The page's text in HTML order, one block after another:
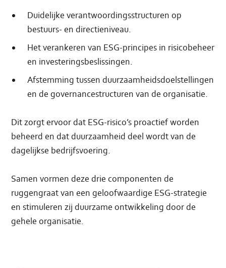
Duidelijke verantwoordingsstructuren op
bestuurs- en directieniveau.
Het verankeren van ESG-principes in risicobeheer
en investeringsbeslissingen.
Afstemming tussen duurzaamheidsdoelstellingen
en de governancestructuren van de organisatie.
Dit zorgt ervoor dat ESG-risico’s proactief worden
beheerd en dat duurzaamheid deel wordt van de
dagelijkse bedrijfsvoering.
Samen vormen deze drie componenten de
ruggengraat van een geloofwaardige ESG-strategie
en stimuleren zij duurzame ontwikkeling door de
gehele organisatie.